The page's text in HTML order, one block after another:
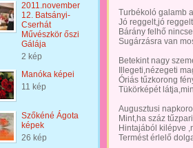
2011.november
12. Batsányi-
Cserhát
Művészkör őszi
Gálája
2 kép
Manóka képei
11 kép
Szőkéné Ágota
képek
26 kép
Turbékoló galamb
Jó reggelt,jó
Bárány felhő
Sugárzásra van
Betekint nagy
Illegeti,nézegeti
Óriás tűzkorong
Tükörképét
Augusztusi
Mint,ha száz
Hintajából kilépve
Termést érlelő